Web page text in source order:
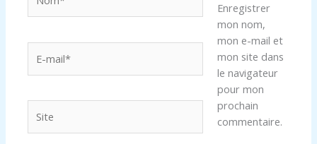
mail*
Enregistrer
mon nom,
mon e-mail et
mon site dans
le navigateur
pour mon
prochain
commentaire.